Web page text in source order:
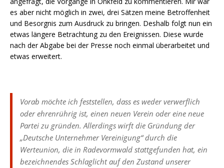
es aber nicht möglich in zwei, drei Sätzen meine Betroffenheit
und Besorgnis zum Ausdruck zu bringen. Deshalb folgt nun ein
etwas längere Betrachtung zu den Ereignissen. Diese wurde
nach der Abgabe bei der Presse noch einmal überarbeitet und
etwas erweitert.
Vorab möchte ich feststellen, dass es weder verwerflich
oder ehrenrührig ist, einen neuen Verein oder eine neue
Partei zu gründen. Allerdings wirft die Gründung der
„Deutsche Unternehmer Vereinigung“ durch die
Werteunion, die in Radevormwald stattgefunden hat, ein
bezeichnendes Schlaglicht auf den Zustand unserer